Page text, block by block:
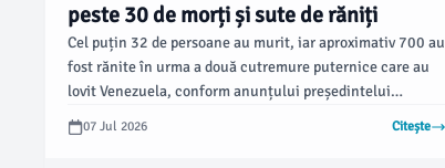
peste 30 de morți și sute de răniți
Cel puțin 32 de persoane au murit, iar aproximativ 700 au
fost rănite în urma a două cutremure puternice care au
lovit Venezuela, conform anunțului președintelui
interimar Delcy Rodríguez. Echipele de salvare continuă
căutările printre dărâmături în Caracas, a raportat BBC.
07 Jul 2026 Citește